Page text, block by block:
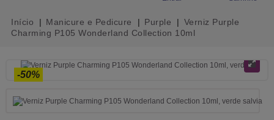
Início Manicure e Pedicure Purple
Verniz Purple
Charming P105 Wonderland Collection 10ml
-50%